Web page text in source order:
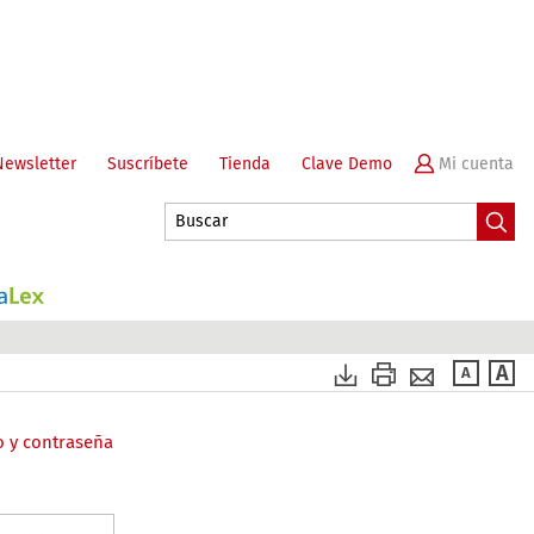
Suscríbete Tienda Clave Demo
y contraseña